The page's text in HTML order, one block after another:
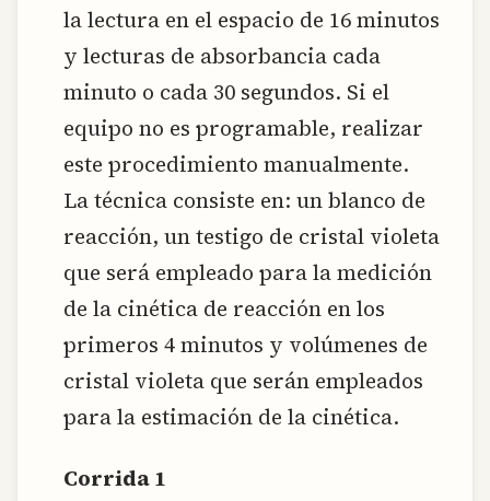
la lectura en el espacio de 16 minutos
y lecturas de absorbancia cada
minuto o cada 30 segundos. Si el
equipo no es programable, realizar
este procedimiento manualmente.
La técnica consiste en: un blanco de
reacción, un testigo de cristal violeta
que será empleado para la medición
de la cinética de reacción en los
primeros 4 minutos y volúmenes de
cristal violeta que serán empleados
para la estimación de la cinética.
Corrida 1